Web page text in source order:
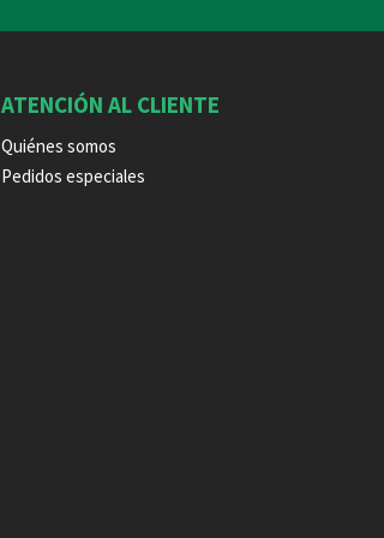
ATENCIÓN AL CLIENTE
Quiénes somos
Pedidos especiales